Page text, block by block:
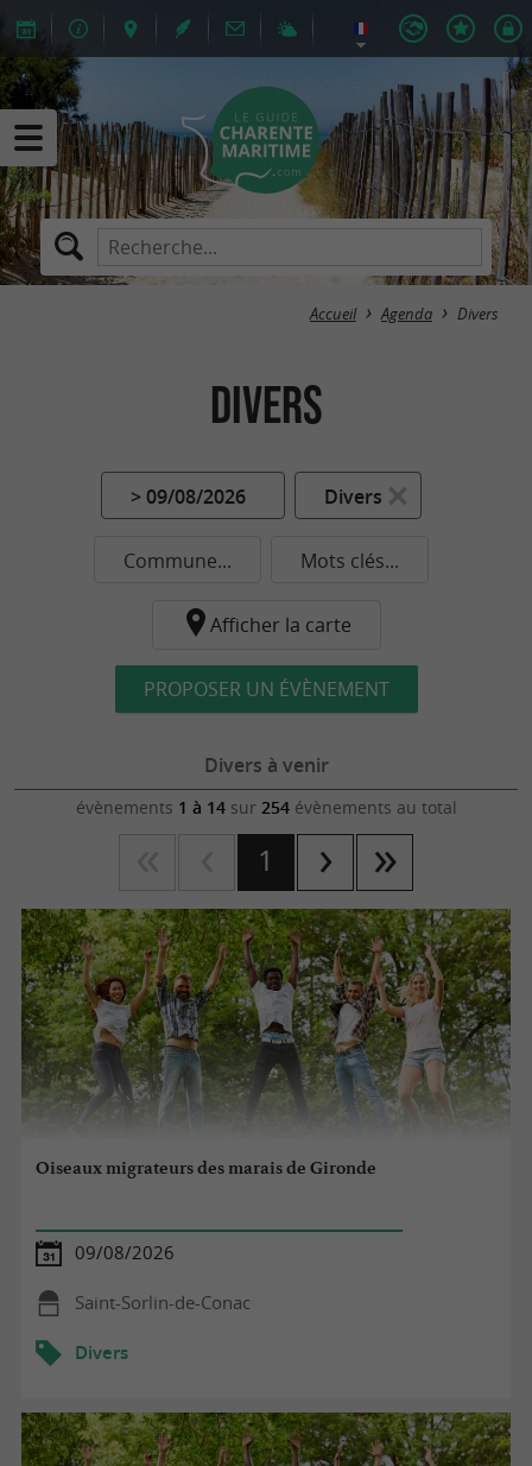
Accueil Agenda Divers
Divers
> 09/08/2026 Divers
Commune... Mots clés...
Afficher la carte
PROPOSER UN ÉVÈNEMENT
Divers à venir
évènements 1 à 14sur 254évènements au total
1
Oiseaux migrateurs des marais de Gironde
09/08/2026
Saint-Sorlin-de-Conac
Divers